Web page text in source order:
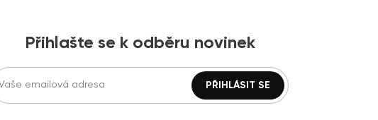
Přihlašte se k odběru novinek